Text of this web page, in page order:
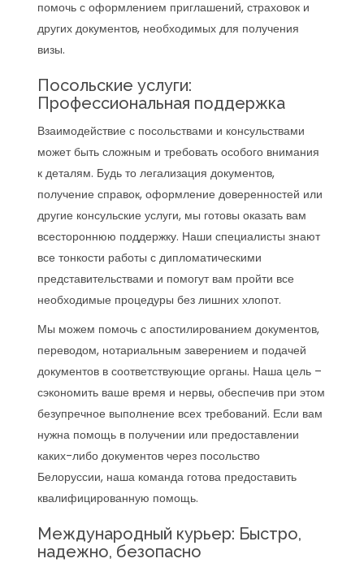
помочь с оформлением приглашений, страховок и
других документов, необходимых для получения
визы.
Посольские услуги:
Профессиональная поддержка
Взаимодействие с посольствами и консульствами
может быть сложным и требовать особого внимания
к деталям. Будь то легализация документов,
получение справок, оформление доверенностей или
другие консульские услуги, мы готовы оказать вам
всестороннюю поддержку. Наши специалисты знают
все тонкости работы с дипломатическими
представительствами и помогут вам пройти все
необходимые процедуры без лишних хлопот.
Мы можем помочь с апостилированием документов,
переводом, нотариальным заверением и подачей
документов в соответствующие органы. Наша цель –
сэкономить ваше время и нервы, обеспечив при этом
безупречное выполнение всех требований. Если вам
нужна помощь в получении или предоставлении
каких-либо документов через посольство
Белоруссии, наша команда готова предоставить
квалифицированную помощь.
Международный курьер: Быстро,
надежно, безопасно